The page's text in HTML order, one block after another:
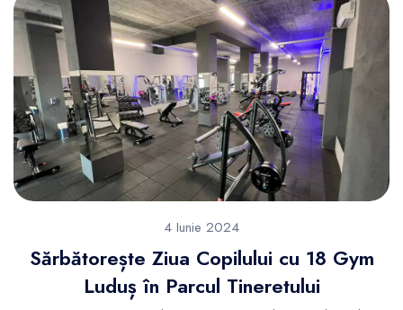
4 Iunie 2024
Sărbătorește Ziua Copilului cu 18 Gym
Luduș în Parcul Tineretului